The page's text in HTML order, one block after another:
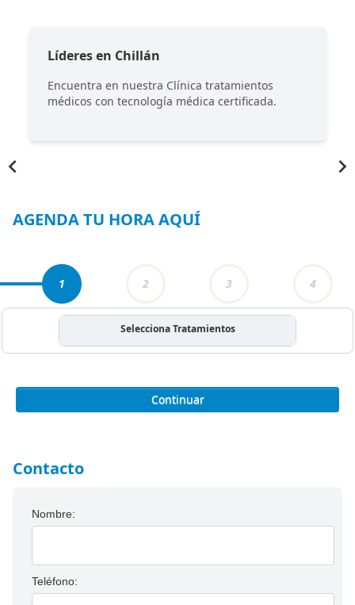
Líderes en Chillán
Encuentra en nuestra Clínica tratamientos
médicos con tecnología médica certificada.
AGENDA TU HORA AQUÍ
1 2 3 4
Selecciona Tratamientos
Continuar
Contacto
Nombre:
Teléfono: